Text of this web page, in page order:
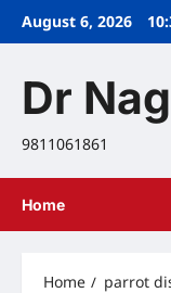
SkipAugust 6, 2026
Dr
9811061861
Home
Home parrot